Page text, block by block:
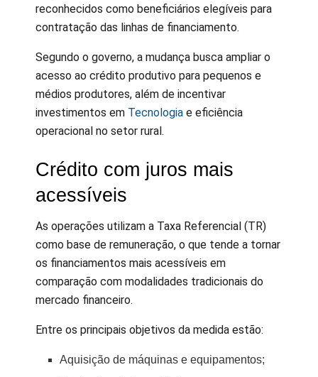
reconhecidos como beneficiários elegíveis para
contratação das linhas de financiamento.
Segundo o governo, a mudança busca ampliar o
acesso ao crédito produtivo para pequenos e
médios produtores, além de incentivar
investimentos em Tecnologia e eficiência
operacional no setor rural.
Crédito com juros mais
acessíveis
As operações utilizam a Taxa Referencial (TR)
como base de remuneração, o que tende a tornar
os financiamentos mais acessíveis em
comparação com modalidades tradicionais do
mercado financeiro.
Entre os principais objetivos da medida estão:
Aquisição de máquinas e equipamentos;